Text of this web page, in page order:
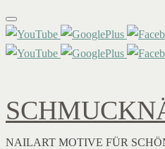
NAILART MOTIVE FÜR